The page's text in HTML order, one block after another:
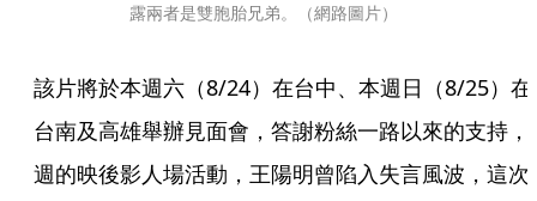
露兩者是雙胞胎兄弟。（網路圖片）
該片將於本週六（8/24）在台中、本週日（8/25）在
台南及高雄舉辦見面會，答謝粉絲一路以來的支持，
週的映後影人場活動，王陽明曾陷入失言風波，這次